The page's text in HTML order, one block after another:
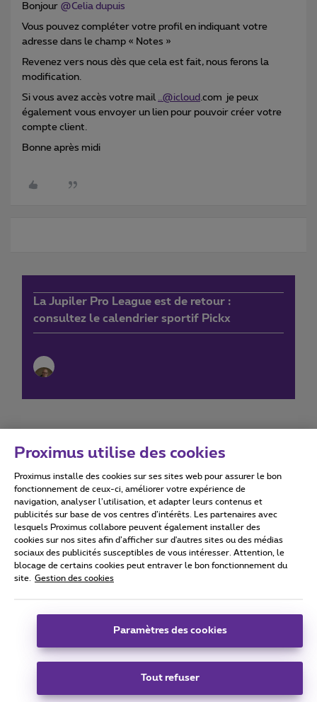
Bonjour @Celia dupuis
Vous pouvez compléter votre profil en indiquant votre
adresse dans le champ « Notes »
Revenez vers nous dès que cela est fait, nous ferons la
modification.
Si vous avez accès votre mail ..@icloud .com je peux
également vous envoyer un lien pour pouvoir créer votre
compte client.
Bonne après midi
La Jupiler Pro League est de retour :
consultez le calendrier sportif Pickx
Conditions d'utilisation Accessibility statement
Tous droits réservés. © 2026
Conditions générales, info consommateur
Coordonnées de l’entreprise
Boulevard du Roi Albert II 27 - B-1030 Bruxelles.
Proximus utilise des cookies
Proximus installe des cookies sur ses sites web pour assurer le bon
fonctionnement de ceux-ci, améliorer votre expérience de
navigation, analyser l’utilisation, et adapter leurs contenus et
publicités sur base de vos centres d’intérêts. Les partenaires avec
lesquels Proximus collabore peuvent également installer des
cookies sur nos sites afin d’afficher sur d'autres sites ou des médias
sociaux des publicités susceptibles de vous intéresser. Attention, le
blocage de certains cookies peut entraver le bon fonctionnement du
site.
Gestion des cookies
Paramètres des cookies
Tout refuser